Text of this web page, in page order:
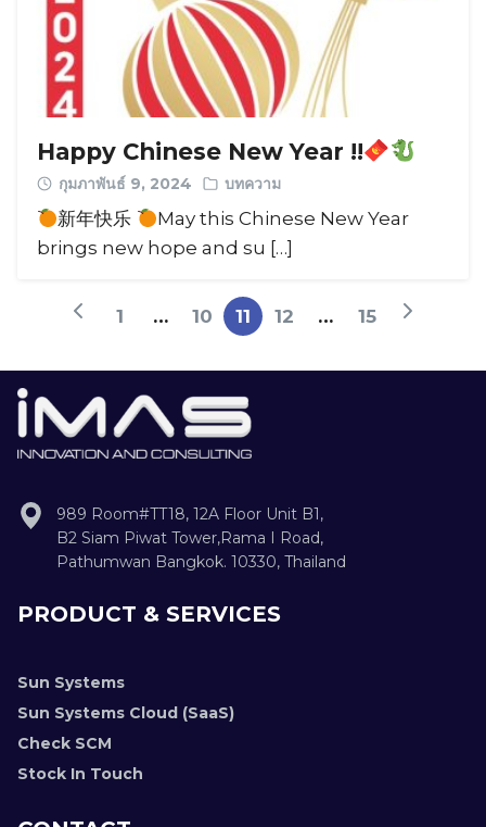
Happy Chinese New Year !!
กุมภาพันธ์ 9, 2024 บทความ
新年快乐
May this Chinese New Year
brings new hope and su […]
1 … 10 11 12 … 15
989 Room#TT18, 12A Floor Unit B1,
B2 Siam Piwat Tower,Rama I Road,
Pathumwan Bangkok. 10330, Thailand
PRODUCT & SERVICES
Sun Systems
Sun Systems Cloud (SaaS)
Check SCM
Stock In Touch